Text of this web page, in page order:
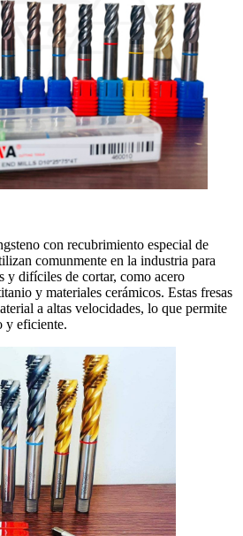
con recubrimiento especial de
comunmente en la industria para
y difí­ciles de cortar, como acero
y materiales cerámicos. Estas fresas
a altas velocidades, lo que permite
y eficiente.